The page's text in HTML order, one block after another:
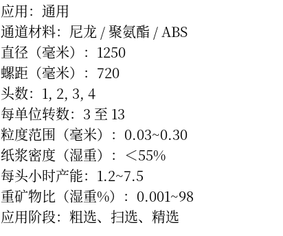
应用：通用
通道材料：尼龙 / 聚氨酯 / ABS
直径（毫米）：1250
螺距（毫米）：720
头数：1, 2, 3, 4
每单位转数：3 至 13
粒度范围（毫米）：0.03~0.30
纸浆密度（湿重）：＜55%
每头小时产能：1.2~7.5
重矿物比（湿重%）：0.001~98
应用阶段：粗选、扫选、精选